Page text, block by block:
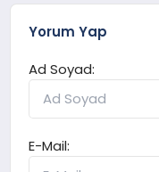
Yorum Yap
Ad Soyad:
E-Mail: